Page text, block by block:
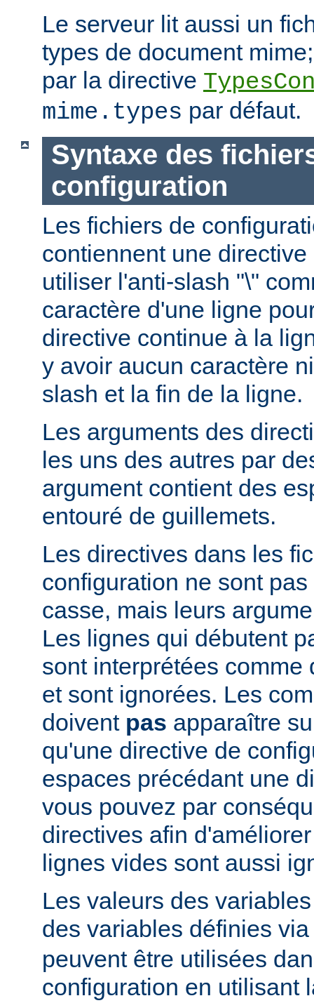
Le serveur lit aussi un
types de document
par la directive
mime.types par défaut.
Syntaxe des
configuration
Les fichiers de
contiennent une
utiliser l'anti-slash "\"
caractère d'une ligne
directive continue à la
y avoir aucun caractère
slash et la fin de la ligne.
Les arguments des
les uns des autres par
argument contient des
entouré de guillemets.
Les directives dans les
configuration ne sont
casse, mais leurs
Les lignes qui débutent
sont interprétées comme
et sont ignorées. Les
doivent pas apparaître
qu'une directive de
espaces précédant une
vous pouvez par
directives afin
lignes vides sont aussi
Les valeurs des
des variables définies
peuvent être utilisées
configuration en utilisant